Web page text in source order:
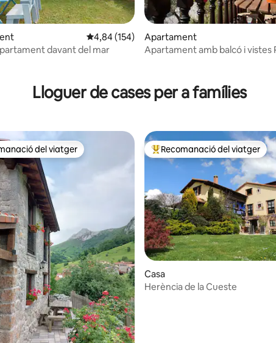
d'un total de 5; 124 avaluacions
4,84 de puntuació mitjana d'un total de 5; 154
4,84 (154)
davant del mar
Apartament
Apartament amb balcó i vistes
Lloguer de cases per a famílies
d'un total de 5; 131 avaluacions
recomanacions dels viatgers
del viatger Principals recomanacions dels
Recomanació del viatger
Casa
Herència de la Cueste